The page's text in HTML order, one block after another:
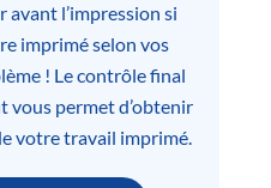
avant l’impression si
imprimé selon vos
! Le contrôle final
vous permet d’obtenir
votre travail imprimé.